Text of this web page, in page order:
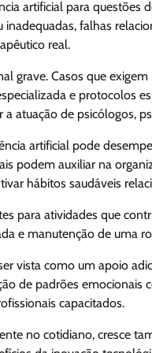
artificial para questões
falhas
real.
grave. Casos que
e protocolos
atuação de psicólogos,
artificial pode
podem auxiliar na
hábitos saudáveis
para atividades que
e manutenção de uma
vista como um apoio
de padrões
capacitados.
no cotidiano, cresce